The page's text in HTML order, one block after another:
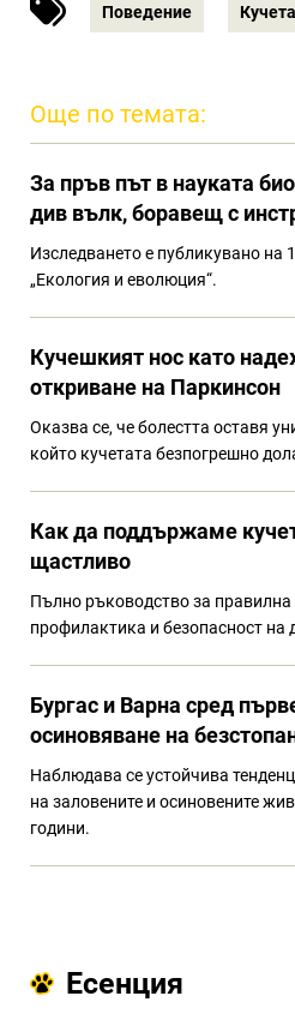
Поведение Кучета
Още по темата:
За пръв път в науката
див вълк, боравещ с
Изследването е публикувано на
„Екология и еволюция“.
Кучешкият нос като
откриване на Паркинсон
Оказва се, че болестта оставя
който кучетата безпогрешно
Как да поддържаме
щастливо
Пълно ръководство за правилна
профилактика и безопасност
Бургас и Варна сред
осиновяване на
Наблюдава се устойчива
на заловените и осиновените
години.
Есенция